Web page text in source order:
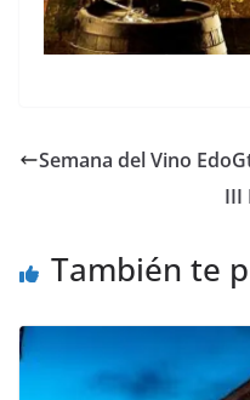
Semana del Vino
III
También te